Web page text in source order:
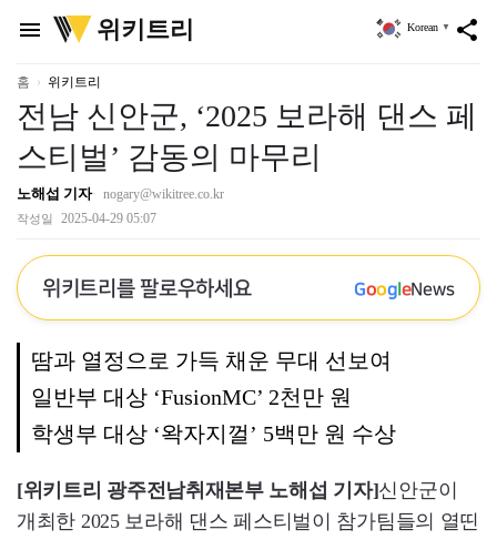
menu
위
키
리
위키트리 share
Korean ▼
홈 위키트리
전남 신안군, ‘2025 보라해 댄스 페
스티벌’ 감동의 마무리
노해섭 기자 nogary@wikitree.co.kr
작성일 2025-04-29 05:07
위키트리를 팔로우하세요 GoogleNews
땀과 열정으로 가득 채운 무대 선보여
일반부 대상 ‘FusionMC’ 2천만 원
학생부 대상 ‘왁자지껄’ 5백만 원 수상
[위키트리 광주전남취재본부 노해섭 기자]신안군이
개최한 2025 보라해 댄스 페스티벌이 참가팀들의 열띤